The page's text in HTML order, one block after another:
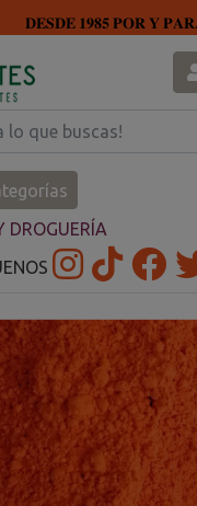
𝐃𝐄𝐒𝐃𝐄 𝟏𝟗𝟖𝟓 𝐏𝐎𝐑 𝐘
DROGUERÍA